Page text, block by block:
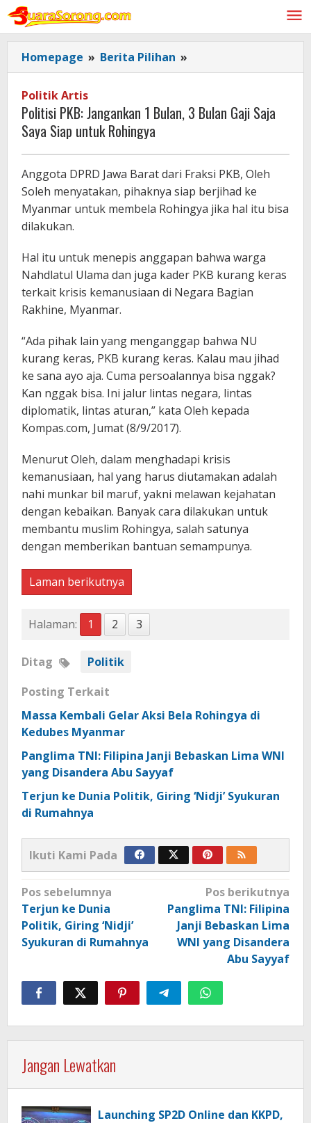
Lewati
konten
Homepage » Berita Pilihan »
PKB:
1
Bulan,
Bulan
Gaji
Saja
Saya
Rohingya
Politik Artis
Politisi PKB: Jangankan 1 Bulan, 3 Bulan Gaji Saja
Saya Siap untuk Rohingya
Anggota DPRD Jawa Barat dari Fraksi PKB, Oleh
Soleh menyatakan, pihaknya siap berjihad ke
Myanmar untuk membela Rohingya jika hal itu bisa
dilakukan.
Hal itu untuk menepis anggapan bahwa warga
Nahdlatul Ulama dan juga kader PKB kurang keras
terkait krisis kemanusiaan di Negara Bagian
Rakhine, Myanmar.
“Ada pihak lain yang menganggap bahwa NU
kurang keras, PKB kurang keras. Kalau mau jihad
ke sana ayo aja. Cuma persoalannya bisa nggak?
Kan nggak bisa. Ini jalur lintas negara, lintas
diplomatik, lintas aturan,” kata Oleh kepada
Kompas.com, Jumat (8/9/2017).
Menurut Oleh, dalam menghadapi krisis
kemanusiaan, hal yang harus diutamakan adalah
nahi munkar bil maruf, yakni melawan kejahatan
dengan kebaikan. Banyak cara dilakukan untuk
membantu muslim Rohingya, salah satunya
dengan memberikan bantuan semampunya.
Laman berikutnya
Halaman: 1 2 3
Ditag
Politik
Posting Terkait
Massa Kembali Gelar Aksi Bela Rohingya di
Kedubes Myanmar
Panglima TNI: Filipina Janji Bebaskan Lima WNI
yang Disandera Abu Sayyaf
Terjun ke Dunia Politik, Giring ‘Nidji’ Syukuran
di Rumahnya
Ikuti Kami Pada
Navigasi
pos
Pos sebelumnya
Terjun ke Dunia
Politik, Giring ‘Nidji’
Syukuran di Rumahnya
Pos berikutnya
Panglima TNI: Filipina
Janji Bebaskan Lima
WNI yang Disandera
Abu Sayyaf
Jangan Lewatkan
Launching SP2D Online dan KKPD,